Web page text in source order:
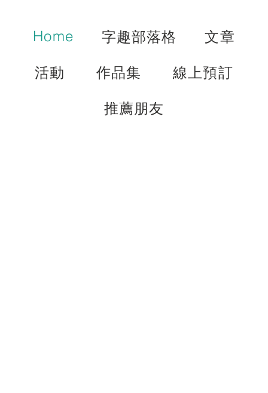
Home 字趣部落格 文章
活動 作品集 線上預訂
推薦朋友